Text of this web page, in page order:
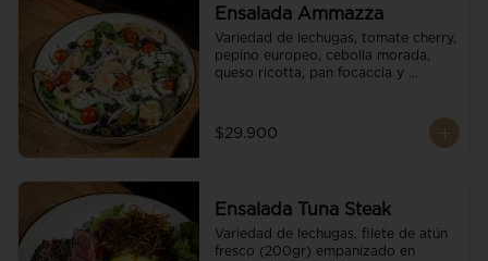
Ensalada Ammazza
Variedad de lechugas, tomate cherry,
pepino europeo, cebolla morada,
queso ricotta, pan focaccia y
$29.900
Ensalada Tuna Steak
Variedad de lechugas, filete de atún
fresco (200gr) empanizado en